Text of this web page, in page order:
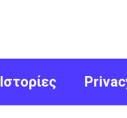
Ιστορίες